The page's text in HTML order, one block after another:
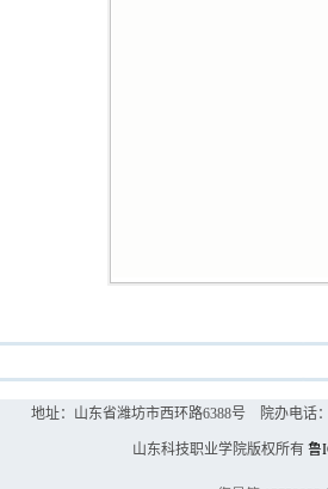
地址：山东省潍坊市西环路6388号 院办电话
山东科技职业学院版权所有 鲁